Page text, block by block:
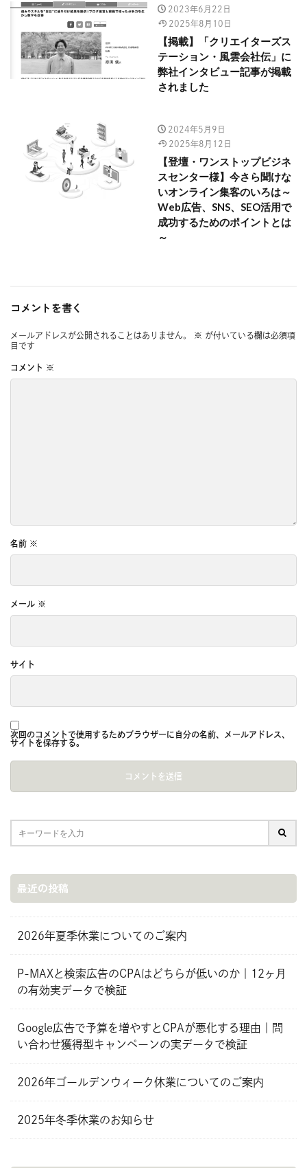
2023年6月22日
2025年8月10日
【掲載】「クリエイターズス
テーション・風雲会社伝」に
弊社インタビュー記事が掲載
されました
2024年5月9日
2025年8月12日
【登壇・ワンストップビジネ
スセンター様】今さら聞けな
いオンライン集客のいろは～
Web広告、SNS、SEO活用で
成功するためのポイントとは
～
コメントを書く
メールアドレスが公開されることはありません。 ※ が付いている欄は必須項
目です
コメント ※
名前 ※
メール ※
サイト
次回のコメントで使用するためブラウザーに自分の名前、メールアドレス、
サイトを保存する。
最近の投稿
2026年夏季休業についてのご案内
P-MAXと検索広告のCPAはどちらが低いのか｜12ヶ月
の有効実データで検証
Google広告で予算を増やすとCPAが悪化する理由｜問
い合わせ獲得型キャンペーンの実データで検証
2026年ゴールデンウィーク休業についてのご案内
2025年冬季休業のお知らせ